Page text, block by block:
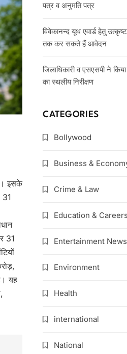
इसके
31
यह
पत्र व अनुमति पत्र
विवेकानन्द यूथ एवार्ड हेतु
तक कर सकते हैं आवेदन
जिलाधिकारी व एसएसपी ने
का स्थलीय निरीक्षण
CATEGORIES
Bollywood
Business &
Crime & Law
Education & Careers
Entertainment News
Environment
Health
international
National